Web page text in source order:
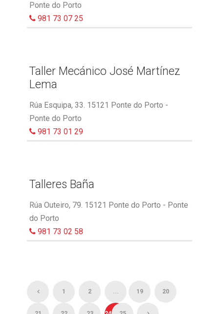
Ponte do Porto
981 73 07 25
Taller Mecánico José Martínez
Lema
Rúa Esquipa, 33. 15121 Ponte do Porto -
Ponte do Porto
981 73 01 29
Talleres Baña
Rúa Outeiro, 79. 15121 Ponte do Porto - Ponte
do Porto
981 73 02 58
1 2 ... 19 20